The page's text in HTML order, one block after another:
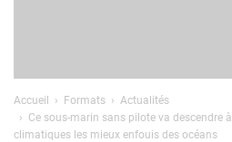
Accueil Formats
Actualités
Ce sous-marin sans pilote va descendre
climatiques les mieux enfouis des océans